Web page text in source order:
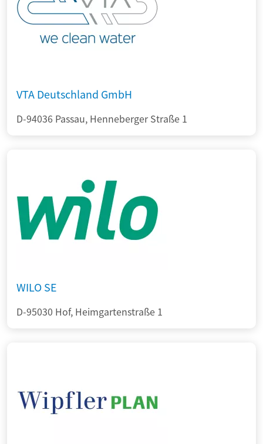
VTA Deutschland GmbH
D-94036 Passau, Henneberger Straße 1
WILO SE
D-95030 Hof, Heimgartenstraße 1